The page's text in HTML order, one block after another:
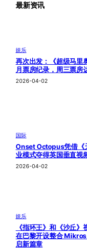
最新资讯
娱乐
再次出发：《超级马里
月票房纪录，周三票房
2026-04-02
国际
Onset Octopus凭借《
业模式夺得英国垂直视
2026-04-02
娱乐
《指环王》和《沙丘
在巴黎开设整合
启新篇章